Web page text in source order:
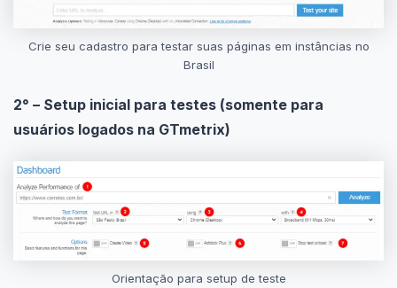
Crie seu cadastro para testar suas páginas em instâncias no
Brasil
2° – Setup inicial para testes (somente para
usuários logados na GTmetrix)
Orientação para setup de teste